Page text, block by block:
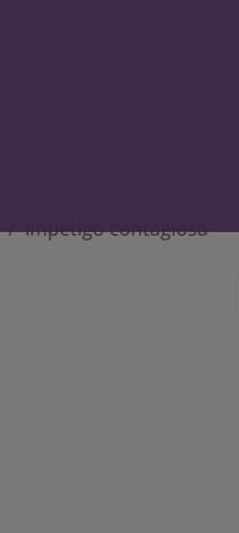
Impetigo contagiosa